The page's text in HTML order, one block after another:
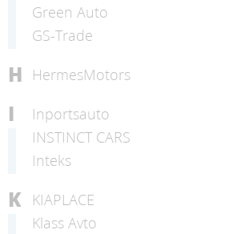
Green Auto
GS-Trade
H HermesMotors
I
Inportsauto
INSTINCT CARS
Inteks
K
KIAPLACE
Klass Avto